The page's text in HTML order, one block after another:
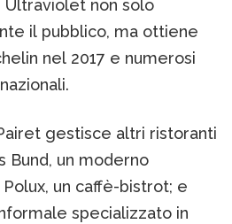
Ultraviolet non solo
il pubblico, ma ottiene
nel 2017 e numerosi
gestisce altri ristoranti
Bund, un moderno
un caffè-bistrot; e
specializzato in